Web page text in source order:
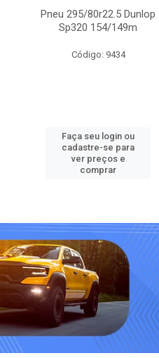
Pneu 295/80r22.5 Dunlop
Sp320 154/149m
Código: 9434
Faça seu login ou
cadastre-se para
ver preços e
comprar